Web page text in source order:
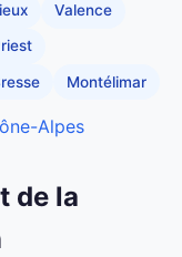
Valence
Montélimar
Alpes
de la